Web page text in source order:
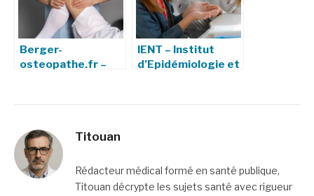
Berger-
osteopathe.fr –
IENT – Institut
d’Epidémiologie et
Titouan
Rédacteur médical formé en santé publique,
Titouan décrypte les sujets santé avec rigueur